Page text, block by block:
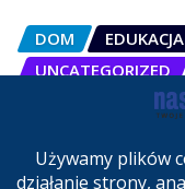
DOM EDUKACJA
UNCATEGORIZED
OSCAL
sprzedaży w